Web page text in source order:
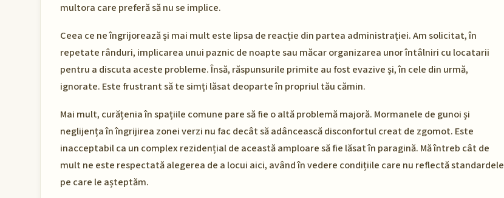
multora care preferă să nu se implice.
Ceea ce ne îngrijorează și mai mult este lipsa de reacție din partea administrației. Am solicitat, în
repetate rânduri, implicarea unui paznic de noapte sau măcar organizarea unor întâlniri cu locatarii
pentru a discuta aceste probleme. Însă, răspunsurile primite au fost evazive și, în cele din urmă,
ignorate. Este frustrant să te simți lăsat deoparte în propriul tău cămin.
Mai mult, curățenia în spațiile comune pare să fie o altă problemă majoră. Mormanele de gunoi și
neglijența în îngrijirea zonei verzi nu fac decât să adâncească disconfortul creat de zgomot. Este
inacceptabil ca un complex rezidențial de această amploare să fie lăsat în paragină. Mă întreb cât de
mult ne este respectată alegerea de a locui aici, având în vedere condițiile care nu reflectă standardele
pe care le așteptăm.